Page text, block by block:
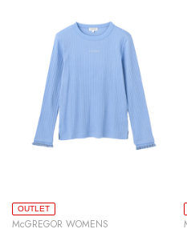
OUTLET
McGREGOR WOMENS